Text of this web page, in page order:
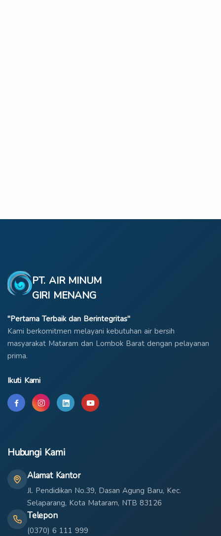
PT. AIR MINUM
GIRI MENANG
"Pertama Terbaik dan Berintegritas"
Kami berkomitmen melayani kebutuhan air bersih
masyarakat Mataram dan Lombok Barat dengan pelayanan
prima.
Ikuti Kami
Hubungi Kami
Alamat Kantor
Jl. Pendidikan No.39, Dasan Agung Baru, Kec.
Selaparang, Kota Mataram, NTB 83126
Telepon
(0370) 6 111 999